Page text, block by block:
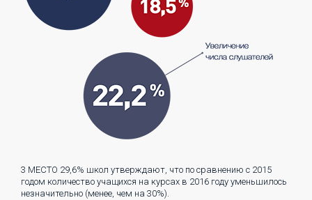
3 МЕСТО 29,6% школ утверждают, что по сравнению с 2015
годом количество учащихся на курсах в 2016 году уменьшилось
незначительно (менее, чем на 30%).